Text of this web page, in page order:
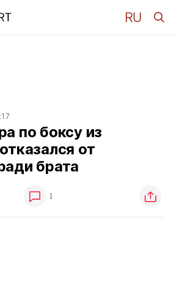
по боксу из
от
брата
1